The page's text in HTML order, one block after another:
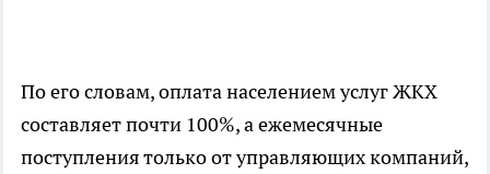
По его словам, оплата населением услуг ЖКХ
составляет почти 100%, а ежемесячные
поступления только от управляющих компаний,